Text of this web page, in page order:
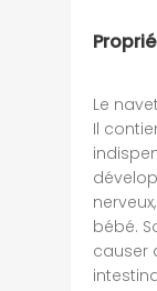
Le
Il
bébé.
causer